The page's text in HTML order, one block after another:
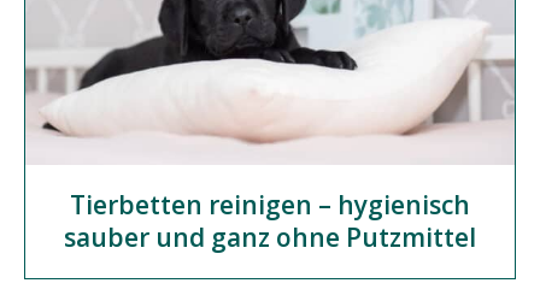
Tierbetten reinigen – hygienisch
sauber und ganz ohne Putzmittel